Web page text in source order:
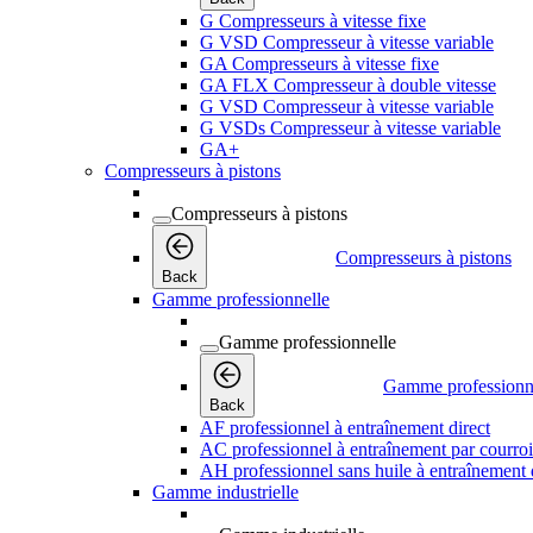
G Compresseurs à vitesse fixe
G VSD Compresseur à vitesse variable
GA Compresseurs à vitesse fixe
GA FLX Compresseur à double vitesse
G VSD Compresseur à vitesse variable
G VSDs Compresseur à vitesse variable
GA+
Compresseurs à pistons
Compresseurs à pistons
Back
Compresseurs à pistons
Gamme professionnelle
Gamme professionnelle
Back
Gamme
AF professionnel à entraînement direct
AC professionnel à entraînement par
AH professionnel sans huile à entraînement
Gamme industrielle